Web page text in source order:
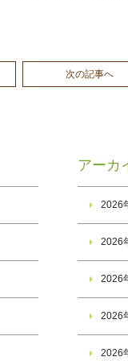
次の記事へ
アーカ
2026
2026
2026
2026
2026